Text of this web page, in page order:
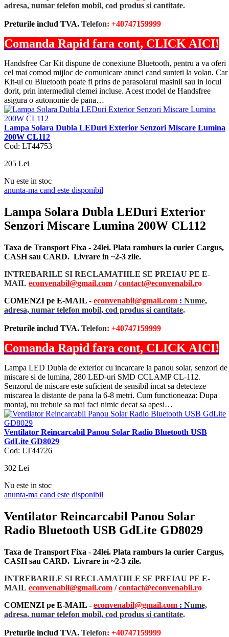
adresa, numar telefon mobil, cod produs si cantitate.
Preturile includ TVA. Telefon: +40747159999
Comanda Rapid fara cont, CLICK AICI!
Handsfree Car Kit dispune de conexiune Bluetooth, pentru a va oferi
cel mai comod mijloc de comunicare atunci cand sunteti la volan. Car
Kit-ul cu Bluetooth poate fi prins de parasolarul masinii sau in locul
dorit, prin intermediul clemei incluse. Acest model de Handsfree
asigura o autonomie de pana…
Lampa Solara Dubla LEDuri Exterior Senzori Miscare Lumina
200W CL112
Cod: LT44753
205 Lei
Nu este in stoc
anunta-ma cand este disponibil
Lampa Solara Dubla LEDuri Exterior
Senzori Miscare Lumina 200W CL112
Taxa de Transport Fixa - 24lei. Plata ramburs la curier Cargus,
CASH sau CARD. Livrare in ~2-3 zile.
INTREBARILE SI RECLAMATIILE SE PREIAU PE E-
MAIL econvenabil@gmail.com /contact@econvenabil.ro
COMENZI pe E-MAIL - econvenabil@gmail.com : Nume,
adresa, numar telefon mobil, cod produs si cantitate.
Preturile includ TVA. Telefon: +40747159999
Comanda Rapid fara cont, CLICK AICI!
Lampa LED Dubla de exterior cu incarcare la panou solar, senzori de
miscare si de lumina, 280 LED-uri SMD CCLAMP CL-112.
Senzorul de miscare este suficient de sensibil incat sa detecteze
miscarea la distante de pana la 6-8 metri. Cum functioneaza: Dupa
montaj, nu trebuie sa mai faci nimic decat sa apesi…
Ventilator Reincarcabil Panou Solar Radio Bluetooth USB
GdLite GD8029
Cod: LT44726
302 Lei
Nu este in stoc
anunta-ma cand este disponibil
Ventilator Reincarcabil Panou Solar
Radio Bluetooth USB GdLite GD8029
Taxa de Transport Fixa - 24lei. Plata ramburs la curier Cargus,
CASH sau CARD. Livrare in ~2-3 zile.
INTREBARILE SI RECLAMATIILE SE PREIAU PE E-
MAIL econvenabil@gmail.com /contact@econvenabil.ro
COMENZI pe E-MAIL - econvenabil@gmail.com : Nume,
adresa, numar telefon mobil, cod produs si cantitate.
Preturile includ TVA. Telefon: +40747159999